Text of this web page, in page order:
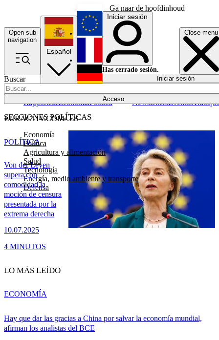
Ga naar de hoofdinhoud
Open sub
navigation
Close menu
Buscar
Acceso
SECCIONES POLÍTICAS
Economía
Política
Agricultura y alimentación
Salud
Tecnología
Energía, medio ambiente y transporte
Defensa
RapporteurEconomíaPolítica NewslettersEventosTrabajos
Español
English
Français
Iniciar sesión
Has cerrado sesión.
Iniciar sesión
EURACTIV.COM/.ES
Von der Leyen
supera con
comodidad la
moción de censura
presentada por la
extrema derecha
10.07.2025
POLÍTICA
4 MINUTOS
LO MÁS LEÍDO
Hay que dar las gracias a China por salvar la economía mundial,
afirman los analistas del BCE
ECONOMÍA